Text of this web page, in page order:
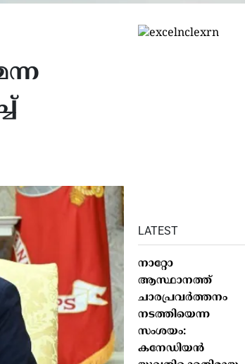
LATEST
നാറ്റോ
ആസ്ഥാനത്ത്
ചാരപ്രവര്‍ത്തനം
നടത്തിയെന്ന
സംശയം:
കനേഡിയന്‍